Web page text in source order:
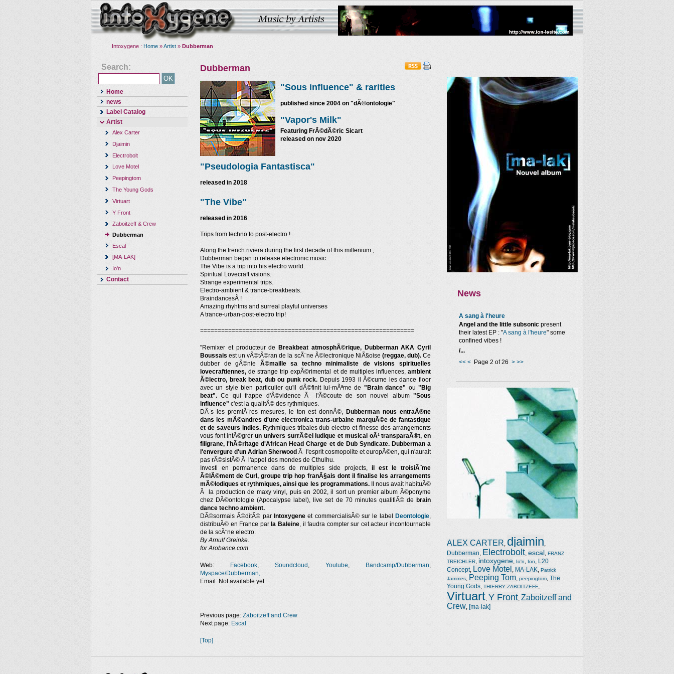
Intoxygene : Home »Artist » Dubberman
Search:
Home
news
Label Catalog
Artist
Alex Carter
Djaimin
Electrobolt
Love Motel
Peepingtom
The Young Gods
Virtuart
Y Front
Zaboitzeff & Crew
Dubberman
Escal
[MA-LAK]
Io'n
Contact
Dubberman
"Sous influence" & rarities
published since 2004 on "dÃ©ontologie"
"Vapor's Milk"
Featuring FrÃ©dÃ©ric Sicart
released on nov 2020
"Pseudologia Fantastisca"
released in 2018
"The Vibe"
released in 2016
Trips from techno to post-electro !
Along the french riviera during the first decade of this millenium ;
Dubberman began to release electronic music.
The Vibe is a trip into his electro world.
Spiritual Lovecraft visions.
Strange experimental trips.
Electro-ambient & trance-breakbeats.
BraindancesÂ !
Amazing rhyhtms and surreal playful universes
A trance-urban-post-electro trip!
=============================================================
"Remixer et producteur de
Breakbeat atmosphÃ©rique, Dubberman AKA Cyril
Boussais est un vÃ©tÃ©ran de la scÃ¨ne Ã©lectronique NiÃ§oise (reggae, dub).Ce
dubber de gÃ©nie Ã©maille sa techno minimaliste de visions spirituelles
lovecraftiennes, de strange trip expÃ©rimental et de multiples influences, ambient
Ã©lectro, break beat, dub ou punk rock. Depuis 1993 il Ã©cume les dance floor
avec un style bien particulier qu'il dÃ©finit lui-mÃªme de "Brain dance" ou"Big
beat". Ce qui frappe d'Ã©vidence Ã l'Ã©coute de son nouvel album "Sous
influence" c'est la qualitÃ© des rythmiques.
DÃ¨s les premiÃ¨res mesures, le ton est donnÃ©, Dubberman nous entraÃ®ne
dans les mÃ©andres d'une electronica trans-urbaine marquÃ©e de fantastique
et de saveurs indies.Rythmiques tribales dub electro et finesse des arrangements
vous font intÃ©grerun univers surrÃ©el ludique et musical oÃ¹ transparaÃ®t, en
filigrane, l'hÃ©ritage d'African Head Charge et de Dub Syndicate. Dubberman a
l'envergure d'un Adrian Sherwood Ã l'esprit cosmopolite et europÃ©en, qui n'aurait
pas rÃ©sistÃ© Ã l'appel des mondes de Cthulhu.
Investi en permanence dans de multiples side projects, il est le troisiÃ¨me
Ã©lÃ©ment de Curl, groupe trip hop franÃ§ais dont il finalise les arrangements
mÃ©lodiques et rythmiques, ainsi que les programmations.Il nous avait habituÃ©
Ã la production de maxy vinyl, puis en 2002, il sort un premier album Ã©ponyme
chez DÃ©ontologie (Apocalypse label), live set de 70 minutes qualifiÃ© de brain
dance techno ambient.
DÃ©sormais Ã©ditÃ© par Intoxygene et commercialisÃ© sur le label Deontologie,
distribuÃ© en France par la Baleine, il faudra compter sur cet acteur incontournable
de la scÃ¨ne electro.
By Arnulf Greinke.
for Arobance.com
Web: Facebook, Soundcloud , Youtube, Bandcamp/Dubberman,
Myspace/Dubberman,
Email: Not available yet
News
A sang à l'heure
Angel and the little subsonic present
their latest EP : "A sang à l'heure" some
confined vibes !
/...
<< < Page 2 of 26 > >>
ALEX CARTER djaimin
Dubberman Electrobolt escal FRANZ
TREICHLER
intoxygene Io'n Ion
L20
Concept, Love Motel MA-LAK
Patrick
Jammes
Peeping Tom peepingtom The
Young Gods THIERRY ZABOITZEFF
Virtuart Y Front Zaboitzeff and
Crew [ma-lak]
Previous page: Zaboitzeff and Crew
Next page: Escal
[Top]